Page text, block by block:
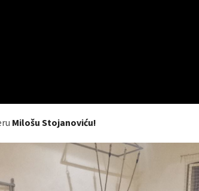
Milošu Stojanoviću!